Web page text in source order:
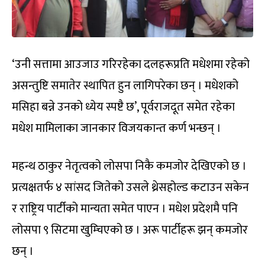
‘उनी सत्तामा आउजाउ गरिरहेका दलहरूप्रति मधेशमा रहेको
असन्तुष्टि समातेर स्थापित हुन लागिपरेका छन् । मधेशको
मसिहा बन्ने उनको ध्येय स्पष्टै छ’, पूर्वराजदूत समेत रहेका
मधेश मामिलाका जानकार विजयकान्त कर्ण भन्छन् ।
महन्थ ठाकुर नेतृत्वको लोसपा निकै कमजोर देखिएको छ ।
प्रत्यक्षतर्फ ४ सांसद जितेको उसले थ्रेसहोल्ड कटाउन सकेन
र राष्ट्रिय पार्टीको मान्यता समेत पाएन । मधेश प्रदेशमै पनि
लोसपा ९ सिटमा खुम्चिएको छ । अरू पार्टीहरू झन् कमजोर
छन् ।